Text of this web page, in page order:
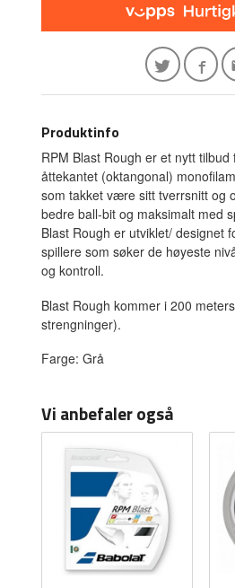
Produktinfo
RPM Blast Rough er et nytt
åttekantet (oktangonal)
som takket være sitt tverrsnitt og
bedre ball-bit og maksimalt med
Blast Rough er utviklet/ designet
spillere som søker de høyeste
og kontroll.
Blast Rough kommer i 200
strengninger).
Farge: Grå
Vi anbefaler også